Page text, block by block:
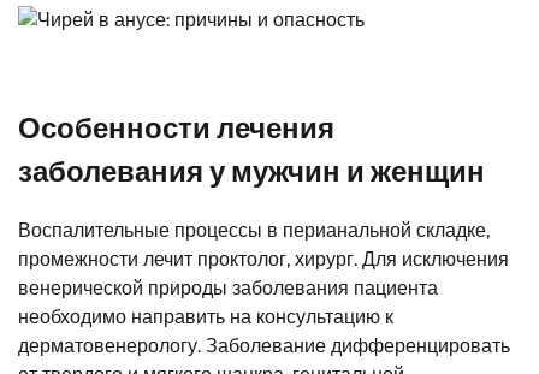
Особенности лечения
заболевания у мужчин и женщин
Воспалительные процессы в перианальной складке,
промежности лечит проктолог, хирург. Для исключения
венерической природы заболевания пациента
необходимо направить на консультацию к
дерматовенерологу. Заболевание дифференцировать